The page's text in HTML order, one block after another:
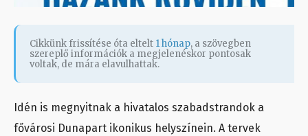
Cikkünk frissítése óta eltelt 1 hónap, a szövegben
szereplő információk a megjelenéskor pontosak
voltak, de mára elavulhattak.
Idén is megnyitnak a hivatalos szabadstrandok a
fővárosi Dunapart ikonikus helyszínein. A tervek